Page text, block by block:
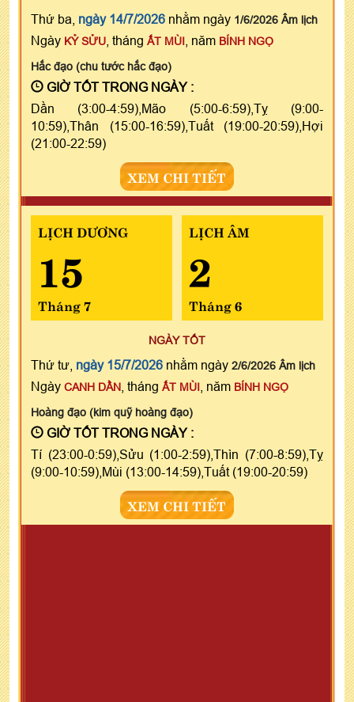
Thứ ba, ngày 14/7/2026 nhằm ngày 1/6/2026 Âm lịch
Ngày KỶ SỬU , tháng ẤT MÙI , năm BÍNH NGỌ
Hắc đạo (chu tước hắc đạo)
GIỜ TỐT TRONG NGÀY :
Dần (3:00-4:59),Mão (5:00-6:59),Tỵ (9:00-
10:59),Thân (15:00-16:59),Tuất (19:00-20:59),Hợi
(21:00-22:59)
XEM CHI TIẾT
LỊCH DƯƠNG
15
Tháng 7
LỊCH ÂM
2
Tháng 6
NGÀY TỐT
Thứ tư, ngày 15/7/2026 nhằm ngày 2/6/2026 Âm lịch
Ngày CANH DẦN , tháng ẤT MÙI , năm BÍNH NGỌ
Hoàng đạo (kim quỹ hoàng đạo)
GIỜ TỐT TRONG NGÀY :
Tí (23:00-0:59),Sửu (1:00-2:59),Thìn (7:00-8:59),Tỵ
(9:00-10:59),Mùi (13:00-14:59),Tuất (19:00-20:59)
XEM CHI TIẾT